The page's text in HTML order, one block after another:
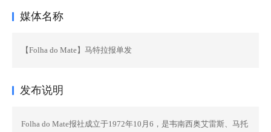
媒体名称
【Folha do Mate】马特拉报单发
发布说明
Folha do Mate报社成立于1972年10月6，是韦南西奥艾雷斯、马托